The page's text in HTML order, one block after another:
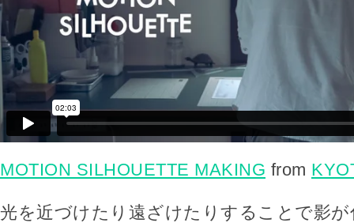
MOTION SILHOUETTE MAKING from
光を近づけたり遠ざけたりすることで影